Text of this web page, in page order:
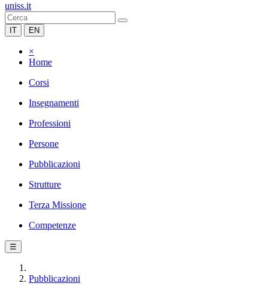
uniss.it
IT EN
×
Home
Corsi
Insegnamenti
Professioni
Persone
Pubblicazioni
Strutture
Terza Missione
Competenze
☰
Pubblicazioni